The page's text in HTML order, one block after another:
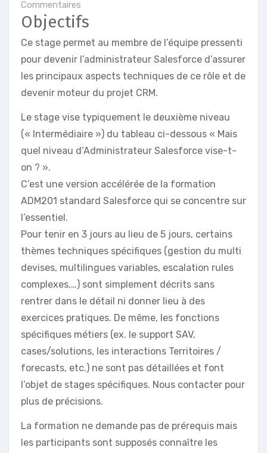
Commentaires
Objectifs
Ce stage permet au membre de l’équipe pressenti
pour devenir l’administrateur Salesforce d’assurer
les principaux aspects techniques de ce rôle et de
devenir moteur du projet CRM.
Le stage vise typiquement le deuxième niveau
(« Intermédiaire ») du tableau ci-dessous « Mais
quel niveau d’Administrateur Salesforce vise-t-
on ? ».
C’est une version accélérée de la formation
ADM201 standard Salesforce qui se concentre sur
l’essentiel.
Pour tenir en 3 jours au lieu de 5 jours, certains
thèmes techniques spécifiques (gestion du multi
devises, multilingues variables, escalation rules
complexes,…) sont simplement décrits sans
rentrer dans le détail ni donner lieu à des
exercices pratiques. De même, les fonctions
spécifiques métiers (ex. le support SAV,
cases/solutions, les interactions Territoires /
forecasts, etc.) ne sont pas détaillées et font
l’objet de stages spécifiques. Nous contacter pour
plus de précisions.
La formation ne demande pas de prérequis mais
les participants sont supposés connaître les